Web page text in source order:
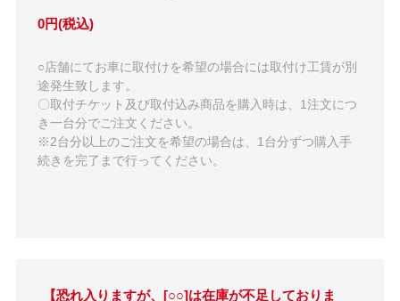
0円(税込)
○店舗にてお車に取付けを希望の場合には取付け工賃が別
途発生致します。
〇取付チケット及び取付込み商品を購入時は、1注文につ
き一台分でご注文ください。
※2台分以上のご注文を希望の場合は、1台分ずつ購入手
続きを完了まで行ってください。
【恐れ入りますが、[○○]は在庫が不足しておりま